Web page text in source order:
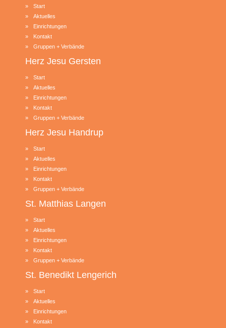
Start
Aktuelles
Einrichtungen
Kontakt
Gruppen + Verbände
Herz Jesu Gersten
Start
Aktuelles
Einrichtungen
Kontakt
Gruppen + Verbände
Herz Jesu Handrup
Start
Aktuelles
Einrichtungen
Kontakt
Gruppen + Verbände
St. Matthias Langen
Start
Aktuelles
Einrichtungen
Kontakt
Gruppen + Verbände
St. Benedikt Lengerich
Start
Aktuelles
Einrichtungen
Kontakt